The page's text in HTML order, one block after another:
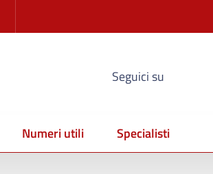
Seguici su
Numeri utili
Specialisti